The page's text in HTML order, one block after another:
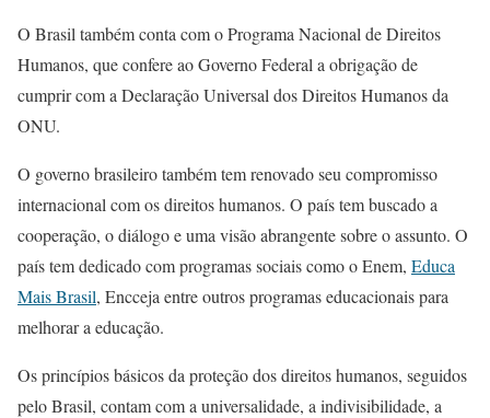
O Brasil também conta com o Programa Nacional de Direitos
Humanos, que confere ao Governo Federal a obrigação de
cumprir com a Declaração Universal dos Direitos Humanos da
ONU.
O governo brasileiro também tem renovado seu compromisso
internacional com os direitos humanos. O país tem buscado a
cooperação, o diálogo e uma visão abrangente sobre o assunto. O
país tem dedicado com programas sociais como o Enem, Educa
Mais Brasil, Encceja entre outros programas educacionais para
melhorar a educação.
Os princípios básicos da proteção dos direitos humanos, seguidos
pelo Brasil, contam com a universalidade, a indivisibilidade, a